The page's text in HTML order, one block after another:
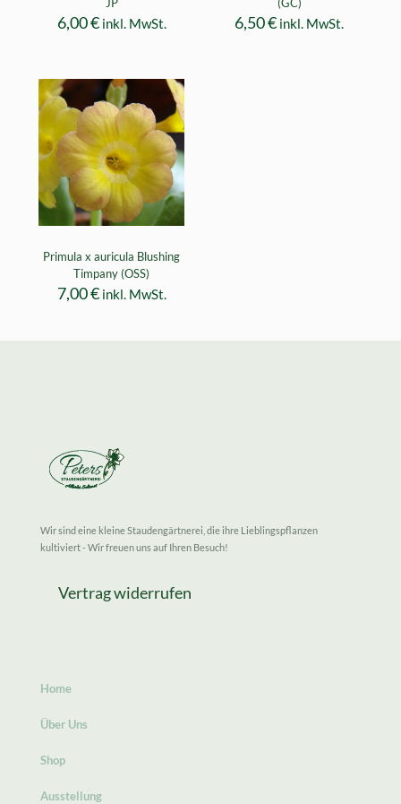
JP
6,00€ inkl. MwSt.
(GC)
6,50€ inkl. MwSt.
Primula x auricula Blushing
Timpany (OSS)
7,00€ inkl. MwSt.
Wir sind eine kleine Staudengärtnerei, die ihre Lieblingspflanzen
kultiviert - Wir freuen uns auf Ihren Besuch!
Vertrag widerrufen
Home
Über Uns
Shop
Ausstellung